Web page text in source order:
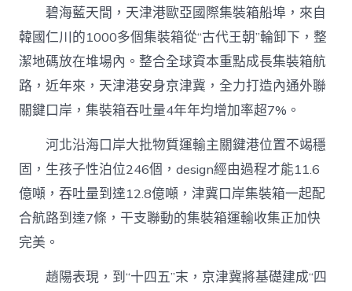
碧海藍天間，天津港歐亞國際集裝箱船埠，來自
韓國仁川的1000多個集裝箱從“古代王朝”輪卸下，整
潔地碼放在堆場內。整合全球資本重點成長集裝箱航
路，近年來，天津港安身京津冀，全力打造內通外聯
關鍵口岸，集裝箱吞吐量4年年均增加率超7%。
河北沿海口岸大批物質運輸主關鍵港位置不竭穩
固，生孩子性泊位246個，design經由過程才能11.6
億噸，吞吐量到達12.8億噸，津冀口岸集裝箱一起配
合航路到達7條，干支聯動的集裝箱運輸收集正加快
完美。
趙陽表現，到“十四五”末，京津冀將基礎建成“四